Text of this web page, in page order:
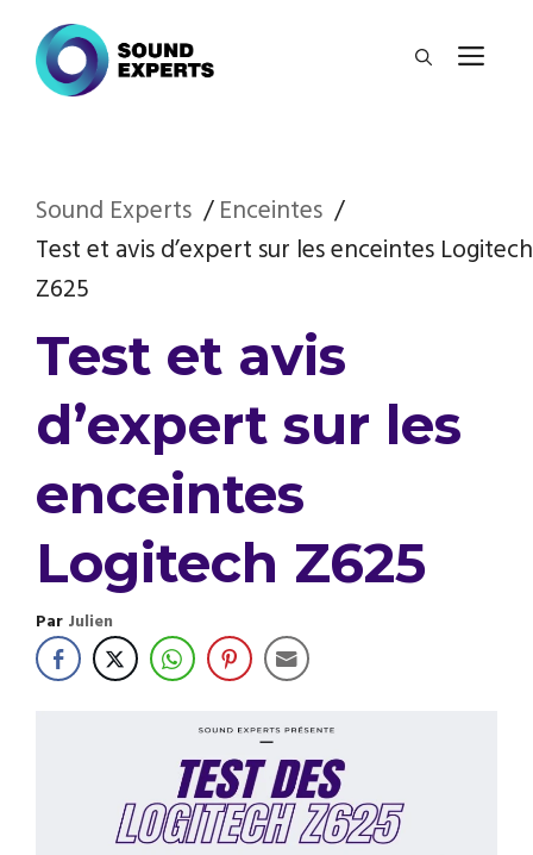
contenu
Sound Experts
Enceintes
Test et avis d’expert sur les enceintes Logitech
Z625
Test et avis
d’expert sur les
enceintes
Logitech Z625
Par Julien